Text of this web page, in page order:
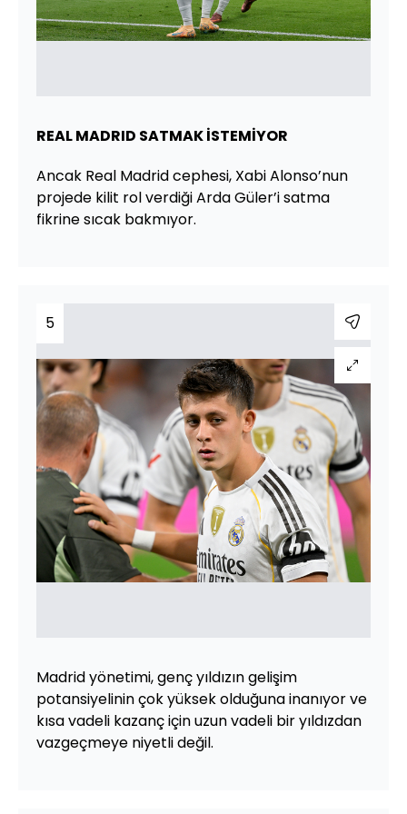
REAL MADRID SATMAK İSTEMİYOR
Ancak Real Madrid cephesi, Xabi Alonso’nun
projede kilit rol verdiği Arda Güler’i satma
fikrine sıcak bakmıyor.
5
Madrid yönetimi, genç yıldızın gelişim
potansiyelinin çok yüksek olduğuna inanıyor ve
kısa vadeli kazanç için uzun vadeli bir yıldızdan
vazgeçmeye niyetli değil.